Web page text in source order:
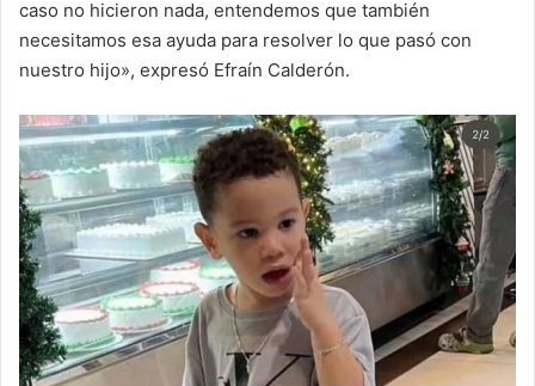
caso no hicieron nada, entendemos que también
necesitamos esa ayuda para resolver lo que pasó con
nuestro hijo», expresó Efraín Calderón.